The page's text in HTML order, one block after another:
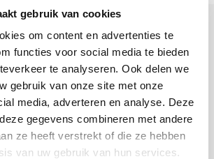
gebruik van cookies
om content en advertenties te
functies voor social media te bieden
te analyseren. Ook delen we
gebruik van onze site met onze
media, adverteren en analyse. Deze
gegevens combineren met andere
ze heeft verstrekt of die ze hebben
van uw gebruik van hun services.